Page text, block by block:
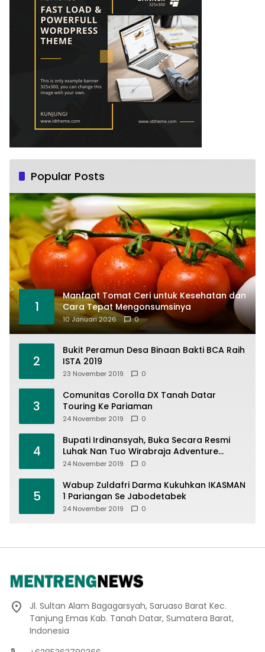
Popular Posts
1
Manfaat Tomat Ceri untuk Kesehatan dan
Cara Tepat Mengonsumsinya
10 Januari 2026 0
2
Bukit Peramun Desa Binaan Bakti BCA Raih
ISTA 2019
23 November 2019 0
3
Comunitas Corolla DX Tanah Datar
Touring Ke Pariaman
24 November 2019 0
4
Bupati Irdinansyah, Buka Secara Resmi
Luhak Nan Tuo Wirabraja Adventure
Offroad 2019
24 November 2019 0
5
Wabup Zuldafri Darma Kukuhkan IKASMAN
1 Pariangan Se Jabodetabek
24 November 2019 0
Jl. Sultan Alam Bagagarsyah, Saruaso Barat Kec.
Tanjung Emas Kab. Tanah Datar, Sumatera Barat,
Indonesia